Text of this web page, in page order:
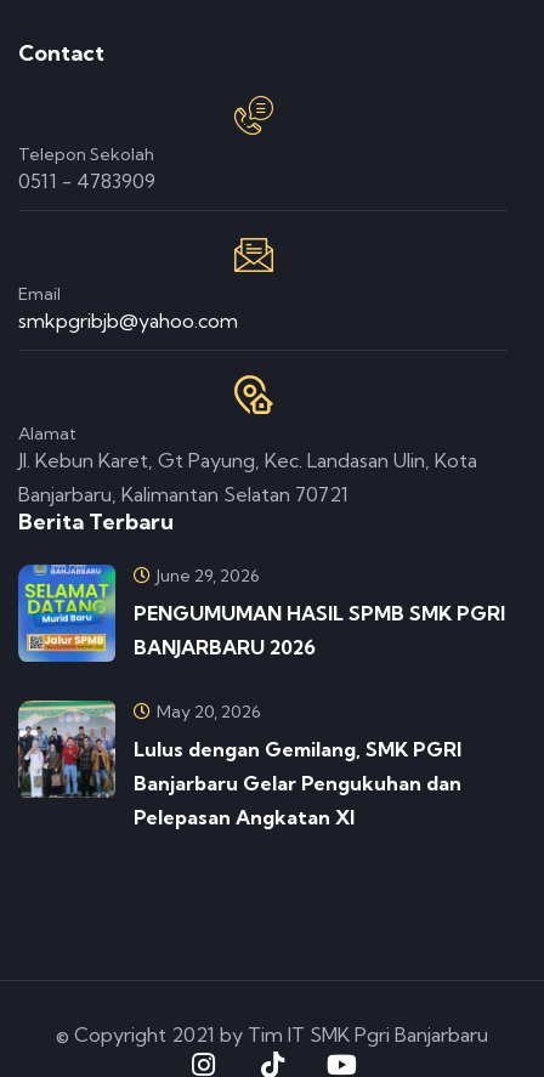
Contact
Telepon Sekolah
0511 - 4783909
Email
smkpgribjb@yahoo.com
Alamat
Jl. Kebun Karet, Gt Payung, Kec. Landasan Ulin, Kota
Banjarbaru, Kalimantan Selatan 70721
Berita Terbaru
June 29, 2026
PENGUMUMAN HASIL SPMB SMK PGRI
BANJARBARU 2026
May 20, 2026
Lulus dengan Gemilang, SMK PGRI
Banjarbaru Gelar Pengukuhan dan
Pelepasan Angkatan XI
© Copyright 2021 by Tim IT SMK Pgri Banjarbaru